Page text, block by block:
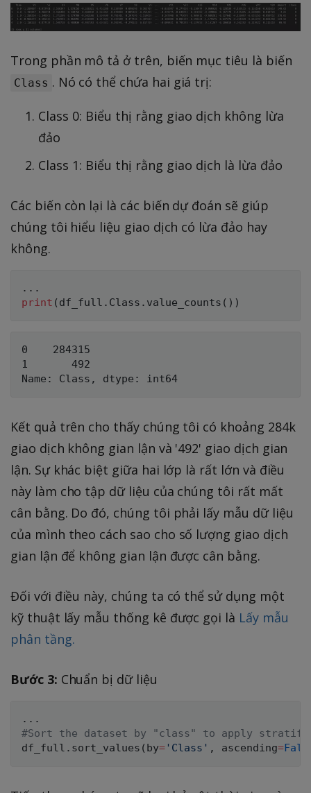
Trong phần mô tả ở trên, biến mục tiêu là biến
Class . Nó có thể chứa hai giá trị:
Class 0: Biểu thị rằng giao dịch không lừa
đảo
Class 1: Biểu thị rằng giao dịch là lừa đảo
Các biến còn lại là các biến dự đoán sẽ giúp
chúng tôi hiểu liệu giao dịch có lừa đảo hay
không.
. . .
print ( df_full . Class . value_counts ( ) )
0    284315
1       492
Kết quả trên cho thấy chúng tôi có khoảng 284k
giao dịch không gian lận và '492' giao dịch gian
lận. Sự khác biệt giữa hai lớp là rất lớn và điều
này làm cho tập dữ liệu của chúng tôi rất mất
cân bằng. Do đó, chúng tôi phải lấy mẫu dữ liệu
của mình theo cách sao cho số lượng giao dịch
gian lận để không gian lận được cân bằng.
Đối với điều này, chúng ta có thể sử dụng một
kỹ thuật lấy mẫu thống kê được gọi là Lấy mẫu
phân tầng.
Bước 3: Chuẩn bị dữ liệu
. . .
#Sort the dataset by "class" to apply
df_full . sort_values ( by= 'Class' , ascending=